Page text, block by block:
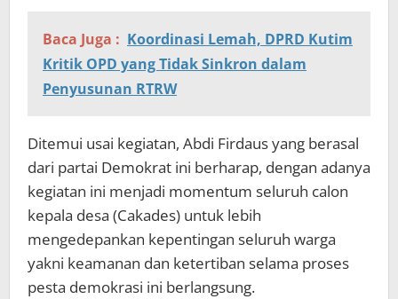
Baca Juga : Koordinasi Lemah, DPRD Kutim
Kritik OPD yang Tidak Sinkron dalam
Penyusunan RTRW
Ditemui usai kegiatan, Abdi Firdaus yang berasal
dari partai Demokrat ini berharap, dengan adanya
kegiatan ini menjadi momentum seluruh calon
kepala desa (Cakades) untuk lebih
mengedepankan kepentingan seluruh warga
yakni keamanan dan ketertiban selama proses
pesta demokrasi ini berlangsung.